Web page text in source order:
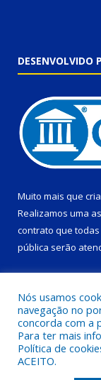
DESENVOLVIDO
Muito mais que
Realizamos uma
contrato que
pública serão
Todos os direitos
Nós usamos
navegação no
concorda com a
Para ter mais
Política de
ACEITO.